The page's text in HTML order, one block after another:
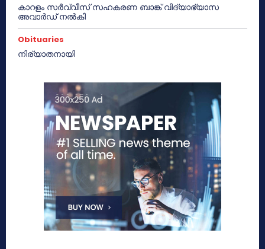
കാറളം സർവ്വീസ് സഹകരണ ബാങ്ക് വിദ്യാഭ്യാസ
അവാർഡ് നൽകി
Obituaries
നിര്യാതനായി